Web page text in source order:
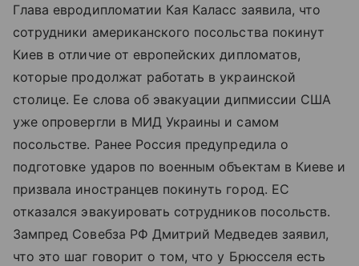
Глава евродипломатии Кая Каласс заявила, что
сотрудники американского посольства покинут
Киев в отличие от европейских дипломатов,
которые продолжат работать в украинской
столице. Ее слова об эвакуации дипмиссии США
уже опровергли в МИД Украины и самом
посольстве. Ранее Россия предупредила о
подготовке ударов по военным объектам в Киеве и
призвала иностранцев покинуть город. ЕС
отказался эвакуировать сотрудников посольств.
Зампред Совебза РФ Дмитрий Медведев заявил,
что это шаг говорит о том, что у Брюсселя есть